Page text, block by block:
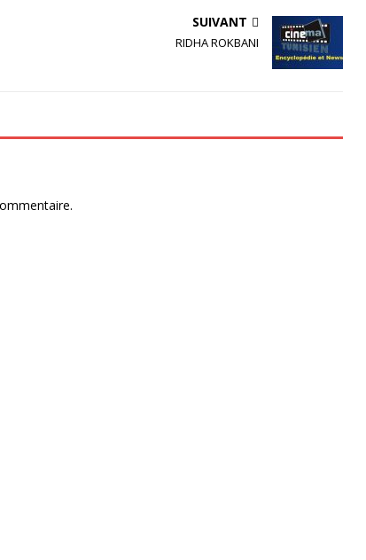
SUIVANT
RIDHA ROKBANI